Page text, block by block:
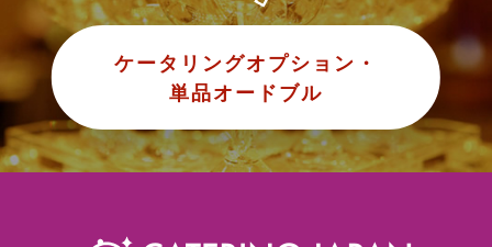
ケータリングオプション・
単品オードブル